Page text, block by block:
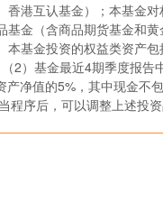
港互认基金）；本基金
金（含商品期货基金和
基金投资的权益类资产
2）基金最近4期季度报告
净值的5%，其中现金不
序后，可以调整上述投资